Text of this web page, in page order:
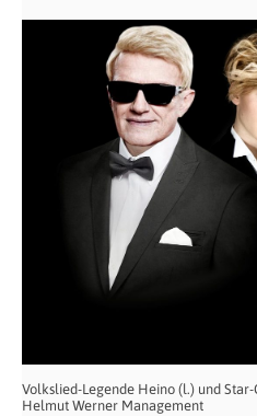
Volkslied-Legende Heino (l.) und
Helmut Werner Management